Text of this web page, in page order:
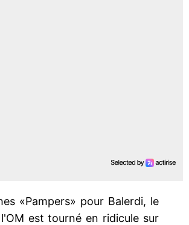
«Pampers» pour Balerdi, le
est tourné en ridicule sur